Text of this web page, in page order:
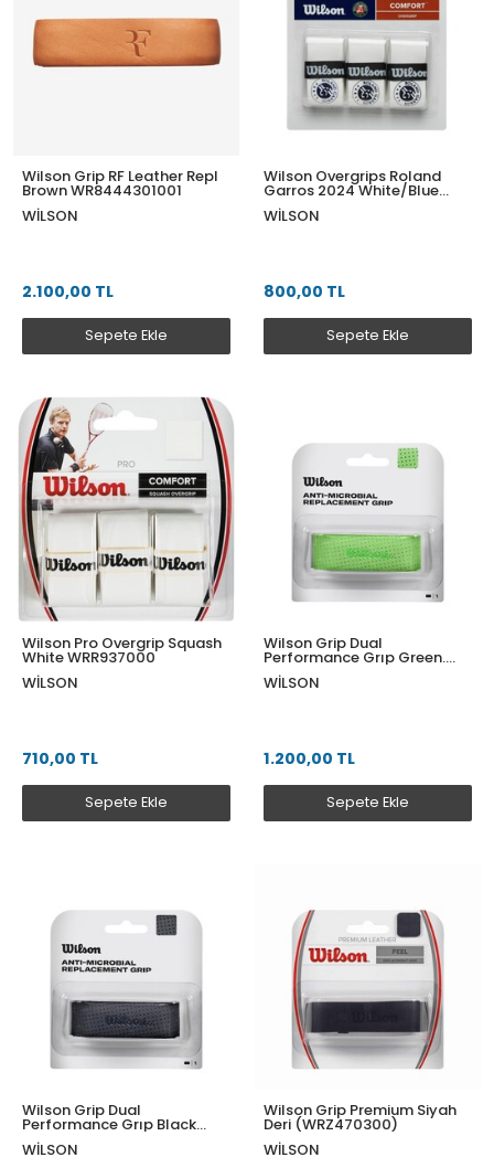
Wilson Grip RF Leather Repl
Brown WR8444301001
WILSON
2.100,00 TL
Sepete Ekle
Wilson Overgrips Roland
Garros 2024 White/Blue
WR8442601001
WILSON
800,00 TL
Sepete Ekle
Wilson Pro Overgrip Squash
White WRR937000
WILSON
710,00 TL
Sepete Ekle
Wilson Grip Dual
Performance Grıp Green.
Wr8414702001
WILSON
1.200,00 TL
Sepete Ekle
Wilson Grip Dual
Performance Grıp Black
Wr8414701001
WILSON
Wilson Grip Premium Siyah
Deri (WRZ470300)
WILSON